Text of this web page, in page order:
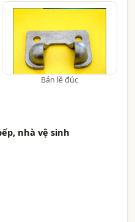
Bản lề đúc
nhà vệ sinh